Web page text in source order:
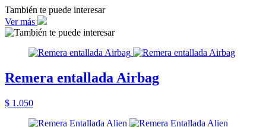
También te puede interesar
Ver más
Remera entallada Airbag
$ 1.050